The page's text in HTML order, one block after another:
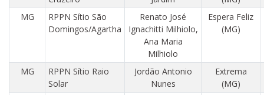
MG
RPPN Sítio São
Domingos/Agartha
Renato José
Ignachitti Milhiolo,
Ana Maria
Milhiolo
Espera Feliz
(MG)
MG
RPPN Sítio Raio
Solar
Jordão Antonio
Nunes
Extrema
(MG)